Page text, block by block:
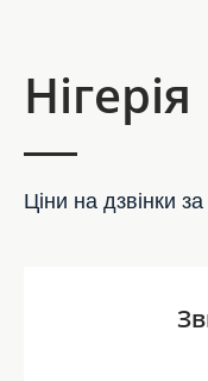
Нігерія
Ціни на дзвінки